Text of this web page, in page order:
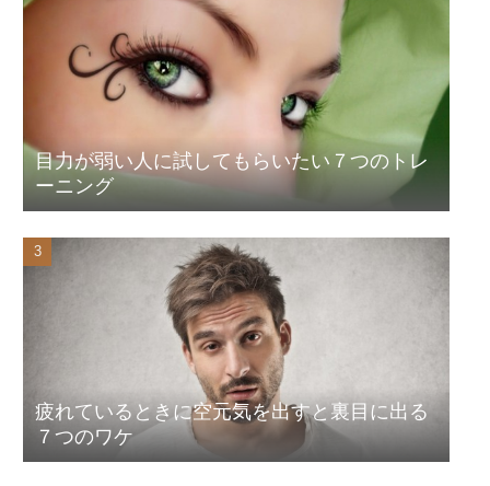
目力が弱い人に試してもらいたい７つのトレ
ーニング
疲れているときに空元気を出すと裏目に出る
７つのワケ